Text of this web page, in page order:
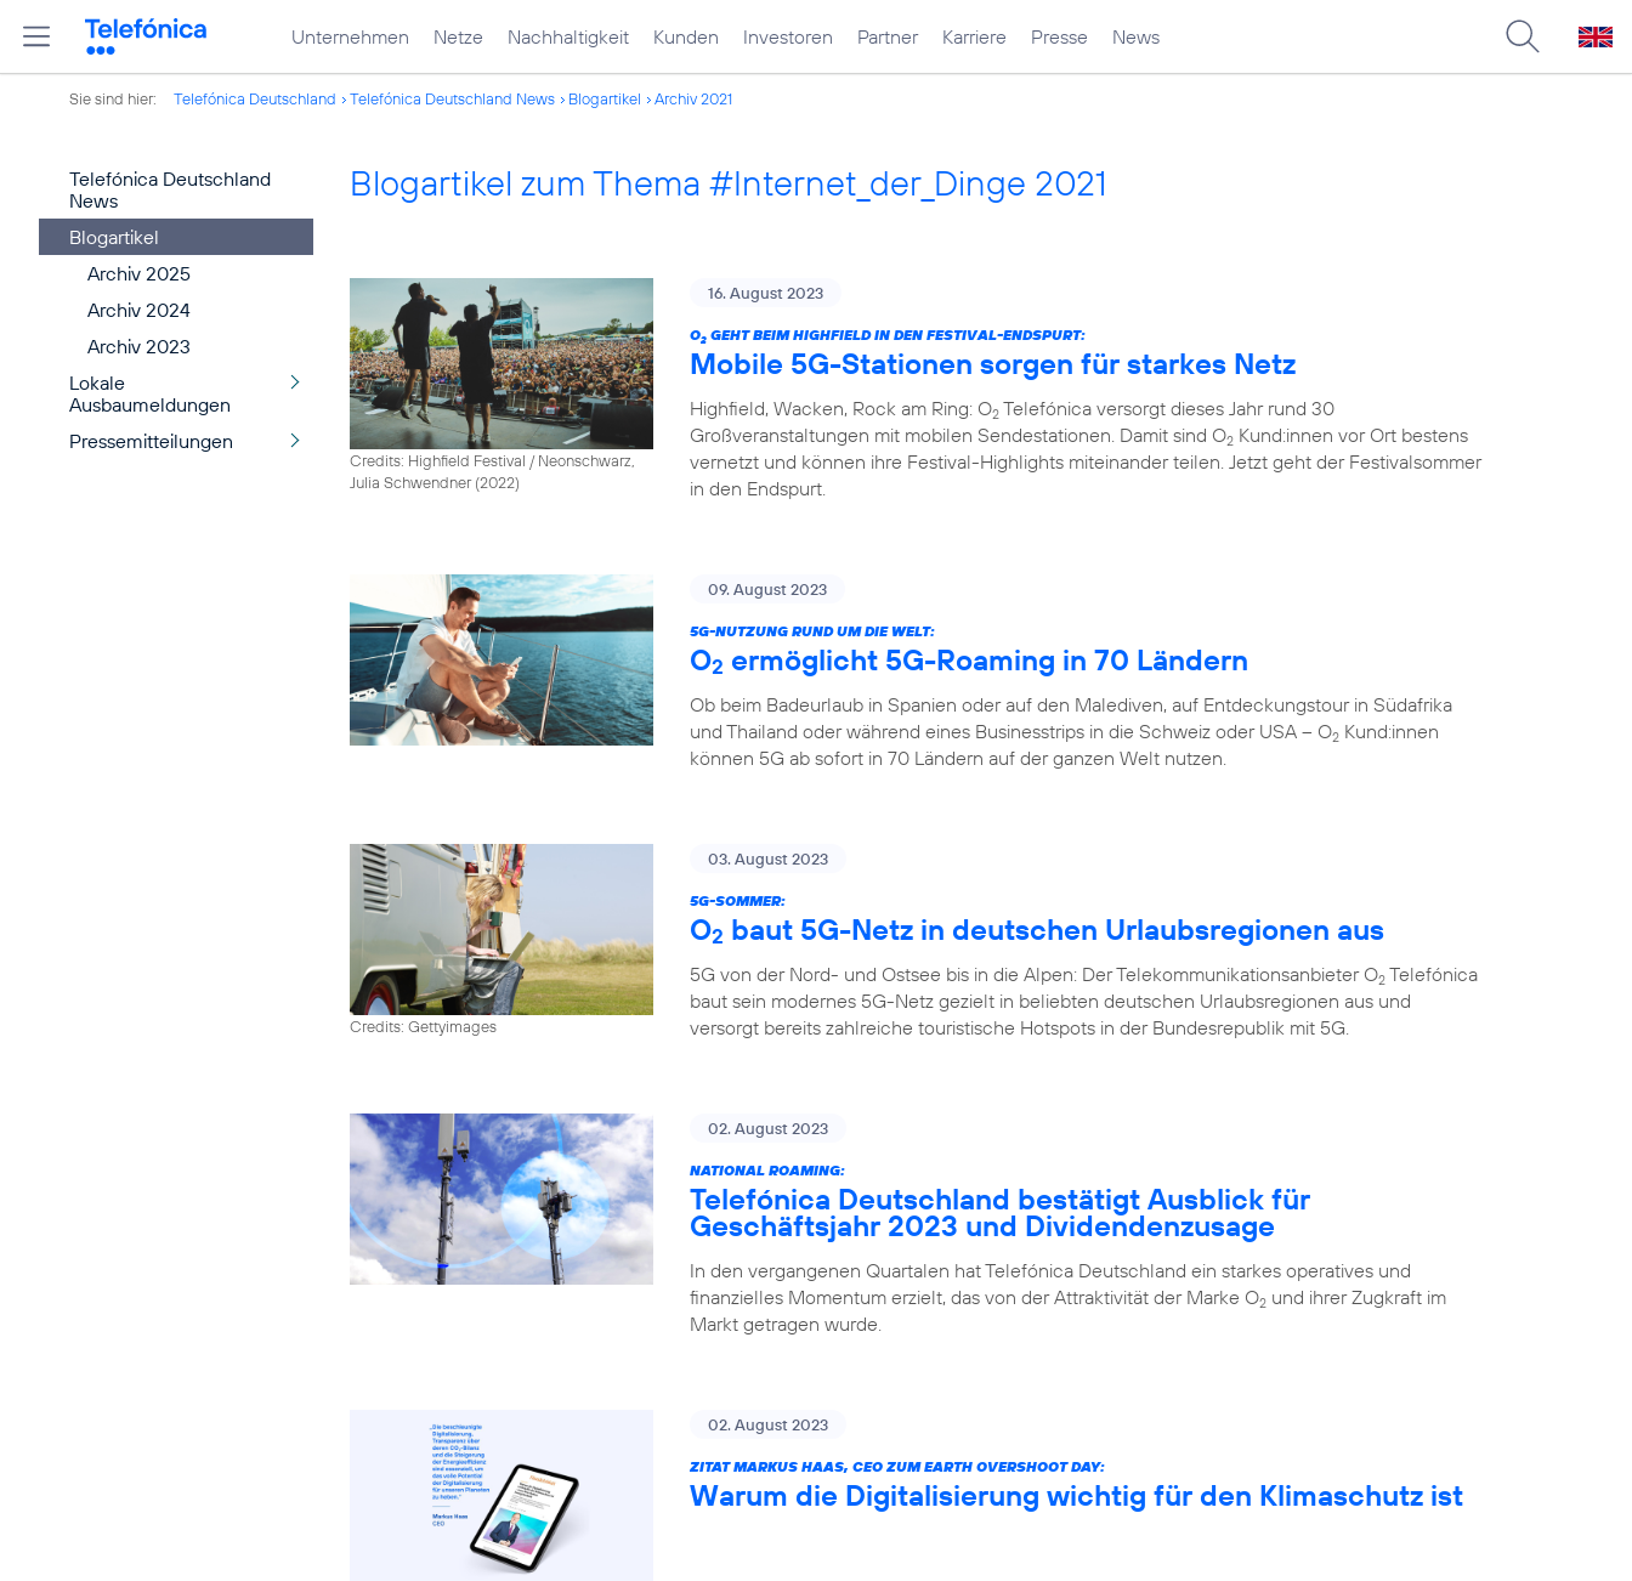
Unternehmen Netze Nachhaltigkeit Kunden Investoren Partner Karriere Presse News
Sie sind hier: Telefónica Deutschland Telefónica Deutschland News Blogartikel Archiv 2021
Telefónica Deutschland
News
Blogartikel
Archiv 2025
Archiv 2024
Archiv 2023
Lokale
Ausbaumeldungen
Pressemitteilungen
Blogartikel zum Thema #Internet_der_Dinge 2021
Credits: Highfield Festival / Neonschwarz,
Julia Schwendner (2022)
16. August 2023
O2 GEHT BEIM HIGHFIELD IN DEN FESTIVAL-ENDSPURT:
Mobile 5G-Stationen sorgen für starkes Netz
Highfield, Wacken, Rock am Ring: O2 Telefónica versorgt dieses Jahr rund 30
Großveranstaltungen mit mobilen Sendestationen. Damit sind O2 Kund:innen vor Ort bestens
vernetzt und können ihre Festival-Highlights miteinander teilen. Jetzt geht der Festivalsommer
in den Endspurt.
09. August 2023
5G-NUTZUNG RUND UM DIE WELT:
O2 ermöglicht 5G-Roaming in 70 Ländern
Ob beim Badeurlaub in Spanien oder auf den Malediven, auf Entdeckungstour in Südafrika
und Thailand oder während eines Businesstrips in die Schweiz oder USA – O2 Kund:innen
können 5G ab sofort in 70 Ländern auf der ganzen Welt nutzen.
Credits: Gettyimages
03. August 2023
5G-SOMMER:
O2 baut 5G-Netz in deutschen Urlaubsregionen aus
5G von der Nord- und Ostsee bis in die Alpen: Der Telekommunikationsanbieter O2 Telefónica
baut sein modernes 5G-Netz gezielt in beliebten deutschen Urlaubsregionen aus und
versorgt bereits zahlreiche touristische Hotspots in der Bundesrepublik mit 5G.
02. August 2023
NATIONAL ROAMING:
Telefónica Deutschland bestätigt Ausblick für
Geschäftsjahr 2023 und Dividendenzusage
In den vergangenen Quartalen hat Telefónica Deutschland ein starkes operatives und
finanzielles Momentum erzielt, das von der Attraktivität der Marke O2 und ihrer Zugkraft im
Markt getragen wurde.
02. August 2023
ZITAT MARKUS HAAS, CEO ZUM EARTH OVERSHOOT DAY:
Warum die Digitalisierung wichtig für den Klimaschutz ist